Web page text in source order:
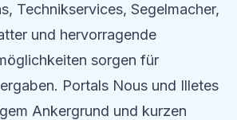
Technikservices, Segelmacher,
und hervorragende
sorgen für
Portals Nous und Illetes
Ankergrund und kurzen